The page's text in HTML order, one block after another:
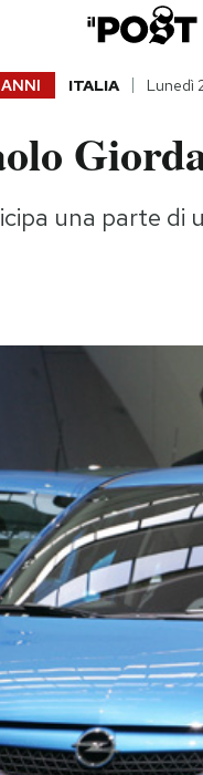
ANNI ITALIA Lunedì
una parte di